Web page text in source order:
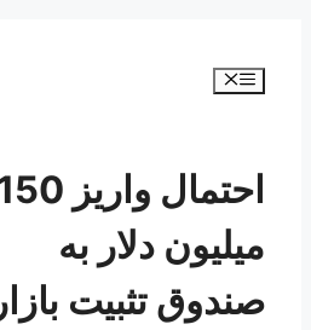
فهرست
احتمال واریز 150
میلیون دلار به
صندوق تثبیت بازار